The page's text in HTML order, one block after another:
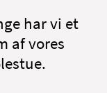
har vi et
af vores